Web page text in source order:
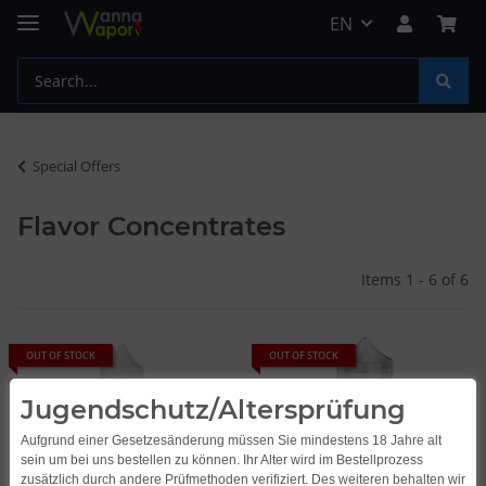
EN
Special Offers
Flavor Concentrates
Items 1 - 6 of 6
OUT OF STOCK OUT OF STOCK
Jugendschutz/Altersprüfung
Aufgrund einer Gesetzesänderung müssen Sie mindestens 18 Jahre alt
sein um bei uns bestellen zu können. Ihr Alter wird im Bestellprozess
zusätzlich durch andere Prüfmethoden verifiziert. Des weiteren behalten wir